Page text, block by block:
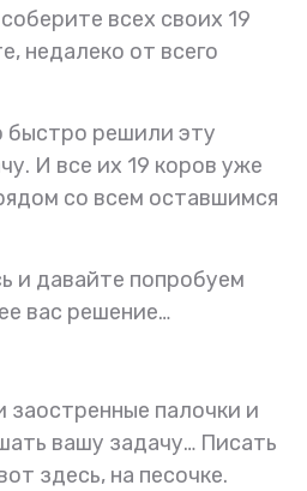
всех своих 19
недалеко от всего
быстро решили эту
И все их 19 коров уже
со всем оставшимся
и давайте попробуем
вас решение…
палочки и
вашу задачу… Писать
здесь, на песочке.